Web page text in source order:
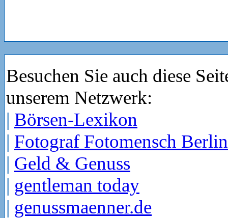
Besuchen Sie auch diese
unserem Netzwerk:
| Börsen-Lexikon
| Fotograf Fotomensch Berlin
| Geld & Genuss
| gentleman today
| genussmaenner.de